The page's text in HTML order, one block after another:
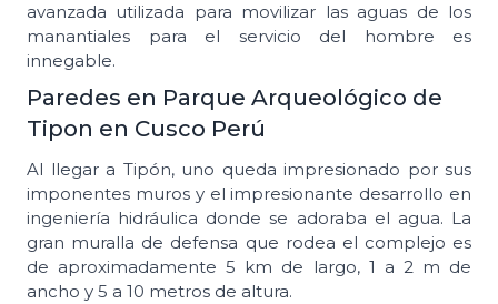
avanzada utilizada para movilizar las aguas de los
manantiales para el servicio del hombre es
innegable.
Paredes en Parque Arqueológico de
Tipon en Cusco Perú
Al llegar a Tipón, uno queda impresionado por sus
imponentes muros y el impresionante desarrollo en
ingeniería hidráulica donde se adoraba el agua. La
gran muralla de defensa que rodea el complejo es
de aproximadamente 5 km de largo, 1 a 2 m de
ancho y 5 a 10 metros de altura.